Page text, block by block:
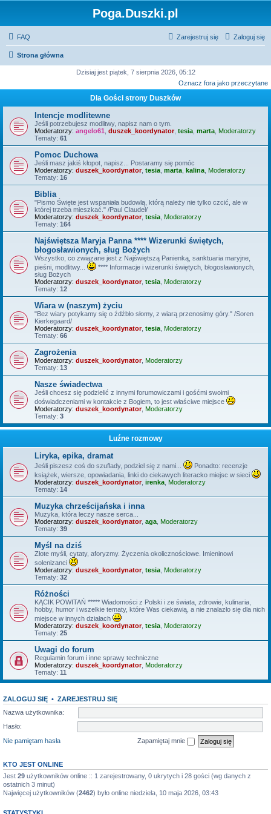
Poga.Duszki.pl
FAQ Zaloguj się
Zarejestruj się
Strona główna
Dzisiaj jest piątek, 7 sierpnia 2026, 05:12
Oznacz fora jako przeczytane
Dla Gości strony Duszków
Intencje modlitewne
Jeśli potrzebujesz modlitwy, napisz nam o tym.
Moderatorzy: angelo61 duszek_koordynator, tesia marta Moderatorzy
Tematy: 61
Pomoc Duchowa
Jeśli masz jakiś kłopot, napisz... Postaramy się pomóc
Moderatorzy: duszek_koordynator, tesia marta kalina Moderatorzy
Tematy: 16
Biblia
"Pismo Święte jest wspaniała budowlą, którą należy nie tylko czcić, ale w
której trzeba mieszkać." /Paul Claudel/
Moderatorzy: duszek_koordynator, tesia Moderatorzy
Tematy: 164
Najświętsza Maryja Panna **** Wizerunki świętych,
błogosławionych, sług Bożych
Wszystko, co związane jest z Najświętszą Panienką, sanktuaria maryjne,
pieśni, modlitwy...
**** Informacje i wizerunki świętych, błogosławionych,
sług Bożych
Moderatorzy: duszek_koordynator, tesia Moderatorzy
Tematy: 12
Wiara w (naszym) życiu
"Bez wiary potykamy się o źdźbło słomy, z wiarą przenosimy góry." /Soren
Kierkegaard/
Moderatorzy: duszek_koordynator, tesia Moderatorzy
Tematy: 66
Zagrożenia
Moderatorzy: duszek_koordynator, Moderatorzy
Tematy: 13
Nasze świadectwa
Jeśli chcesz się podzielić z innymi forumowiczami i gośćmi swoimi
doświadczeniami w kontakcie z Bogiem, to jest właściwe miejsce
Moderatorzy: duszek_koordynator, Moderatorzy
Tematy: 3
Luźne rozmowy
Liryka, epika, dramat
Jeśli piszesz coś do szuflady, podziel się z nami...
Ponadto: recenzje
książek, wiersze, opowiadania, linki do ciekawych literacko miejsc w sieci
Moderatorzy: duszek_koordynator, irenka Moderatorzy
Tematy: 14
Muzyka chrześcijańska i inna
Muzyka, która leczy nasze serca...
Moderatorzy: duszek_koordynator, aga Moderatorzy
Tematy: 39
Myśl na dziś
Złote myśli, cytaty, aforyzmy. Życzenia okolicznościowe. Imieninowi
solenizanci
Moderatorzy: duszek_koordynator, tesia Moderatorzy
Tematy: 32
Różności
KĄCIK POWITAŃ ***** Wiadomości z Polski i ze świata, zdrowie, kulinaria,
hobby, humor i wszelkie tematy, które Was ciekawią, a nie znalazło się dla nich
miejsce w innych działach
Moderatorzy: duszek_koordynator, tesia Moderatorzy
Tematy: 25
Uwagi do forum
Regulamin forum i inne sprawy techniczne
Moderatorzy: duszek_koordynator, Moderatorzy
Tematy: 11
ZALOGUJ SIĘ • ZAREJESTRUJ SIĘ
Nazwa użytkownika:
Hasło:
Nie pamiętam hasła
Zapamiętaj mnie
KTO JEST ONLINE
Jest 29 użytkowników online :: 1 zarejestrowany, 0 ukrytych i 28 gości (wg danych z
ostatnich 3 minut)
Najwięcej użytkowników (2462) było online niedziela, 10 maja 2026, 03:43
STATYSTYKI